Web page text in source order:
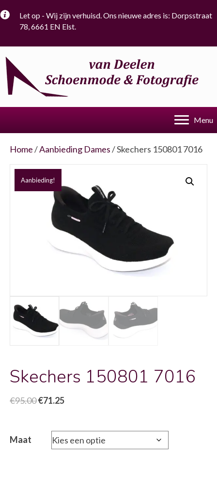
Let op - Wij zijn verhuisd. Ons nieuwe adres is: Dorpsstraat
78, 6661 EN Elst.
Menu
Home/Aanbieding Dames/ Skechers 150801 7016
Aanbieding!
Skechers 150801 7016
€95.00Oorspronkelijke
€95.00.
€71.25Huidige
€71.25.
Maat